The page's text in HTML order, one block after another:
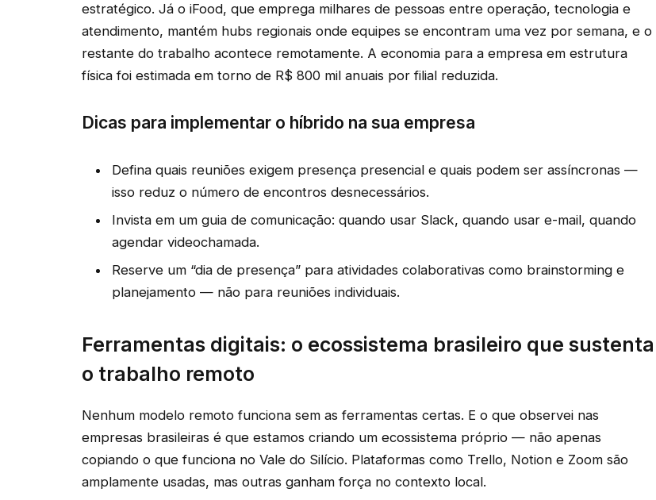
estratégico. Já o iFood, que emprega milhares de pessoas entre operação, tecnologia e
atendimento, mantém hubs regionais onde equipes se encontram uma vez por semana, e o
restante do trabalho acontece remotamente. A economia para a empresa em estrutura
física foi estimada em torno de R$ 800 mil anuais por filial reduzida.
Dicas para implementar o híbrido na sua empresa
Defina quais reuniões exigem presença presencial e quais podem ser assíncronas —
isso reduz o número de encontros desnecessários.
Invista em um guia de comunicação: quando usar Slack, quando usar e-mail, quando
agendar videochamada.
Reserve um “dia de presença” para atividades colaborativas como brainstorming e
planejamento — não para reuniões individuais.
Ferramentas digitais: o ecossistema brasileiro que sustenta
o trabalho remoto
Nenhum modelo remoto funciona sem as ferramentas certas. E o que observei nas
empresas brasileiras é que estamos criando um ecossistema próprio — não apenas
copiando o que funciona no Vale do Silício. Plataformas como Trello, Notion e Zoom são
amplamente usadas, mas outras ganham força no contexto local.